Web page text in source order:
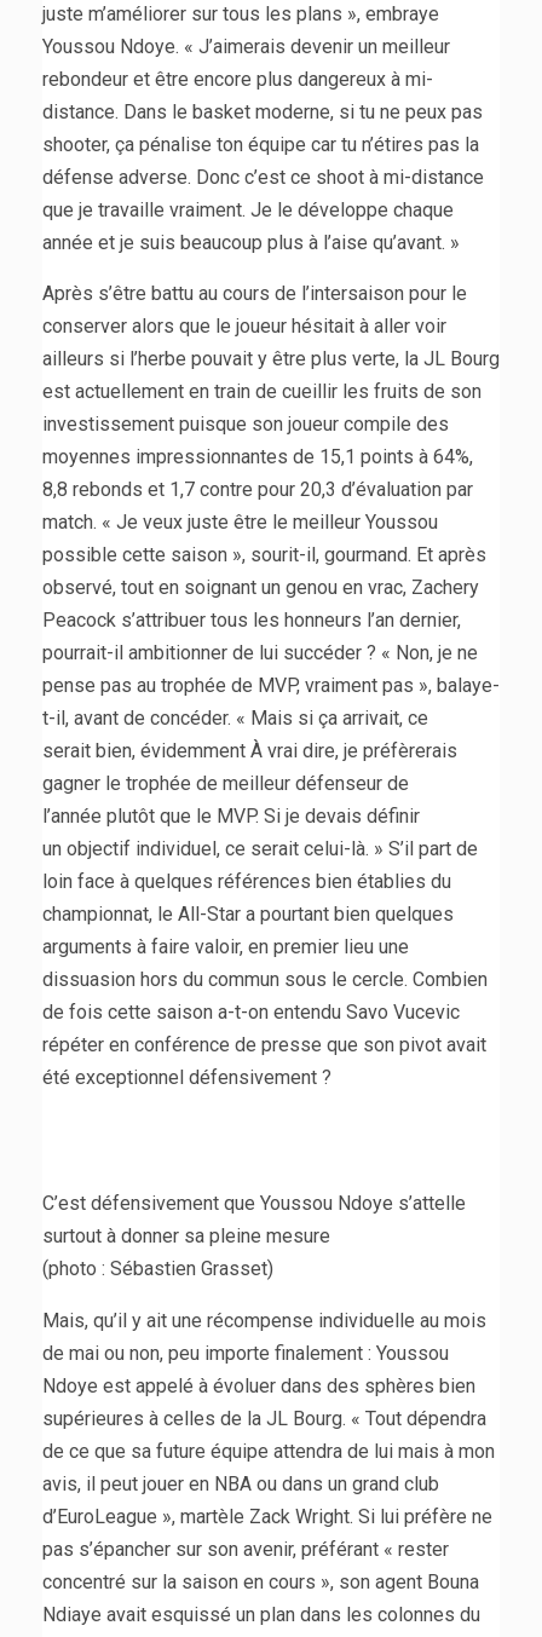
juste m’améliorer sur tous les plans », embraye
Youssou Ndoye. « J’aimerais devenir un meilleur
rebondeur et être encore plus dangereux à mi-
distance. Dans le basket moderne, si tu ne peux pas
shooter, ça pénalise ton équipe car tu n’étires pas la
défense adverse. Donc c’est ce shoot à mi-distance
que je travaille vraiment. Je le développe chaque
année et je suis beaucoup plus à l’aise qu’avant. »
Après s’être battu au cours de l’intersaison pour le
conserver alors que le joueur hésitait à aller voir
ailleurs si l’herbe pouvait y être plus verte, la JL Bourg
est actuellement en train de cueillir les fruits de son
investissement puisque son joueur compile des
moyennes impressionnantes de 15,1 points à 64%,
8,8 rebonds et 1,7 contre pour 20,3 d’évaluation par
match. « Je veux juste être le meilleur Youssou
possible cette saison », sourit-il, gourmand. Et après
observé, tout en soignant un genou en vrac, Zachery
Peacock s’attribuer tous les honneurs l’an dernier,
pourrait-il ambitionner de lui succéder ? « Non, je ne
pense pas au trophée de MVP, vraiment pas », balaye-
t-il, avant de concéder. « Mais si ça arrivait, ce
serait bien, évidemment À vrai dire, je préfèrerais
gagner le trophée de meilleur défenseur de
l’année plutôt que le MVP. Si je devais définir
un objectif individuel, ce serait celui-là. » S’il part de
loin face à quelques références bien établies du
championnat, le All-Star a pourtant bien quelques
arguments à faire valoir, en premier lieu une
dissuasion hors du commun sous le cercle. Combien
de fois cette saison a-t-on entendu Savo Vucevic
répéter en conférence de presse que son pivot avait
été exceptionnel défensivement ?
C’est défensivement que Youssou Ndoye s’attelle
surtout à donner sa pleine mesure
(photo : Sébastien Grasset)
Mais, qu’il y ait une récompense individuelle au mois
de mai ou non, peu importe finalement : Youssou
Ndoye est appelé à évoluer dans des sphères bien
supérieures à celles de la JL Bourg. « Tout dépendra
de ce que sa future équipe attendra de lui mais à mon
avis, il peut jouer en NBA ou dans un grand club
d’EuroLeague », martèle Zack Wright. Si lui préfère ne
pas s’épancher sur son avenir, préférant « rester
concentré sur la saison en cours », son agent Bouna
Ndiaye avait esquissé un plan dans les colonnes du